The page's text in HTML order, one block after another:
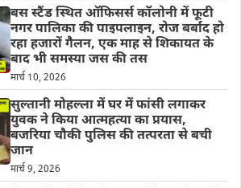
बस स्टैंड स्थित ऑफिसर्स कॉलोनी में फूटी
नगर पालिका की पाइपलाइन, रोज बर्बाद हो
रहा हजारों गैलन, एक माह से शिकायत के
बाद भी समस्या जस की तस
मार्च 10, 2026
सुल्तानी मोहल्ला में घर में फांसी लगाकर
युवक ने किया आत्महत्या का प्रयास,
बजरिया चौकी पुलिस की तत्परता से बची
जान
मार्च 9, 2026